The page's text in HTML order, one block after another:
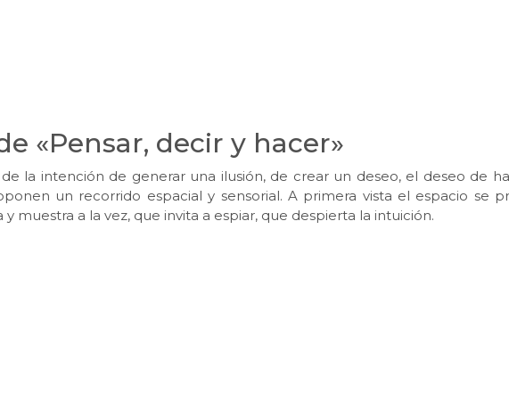
«Pensar, decir y hacer»
la intención de generar una ilusión, de crear un deseo, el deseo de
un recorrido espacial y sensorial. A primera vista el espacio se
muestra a la vez, que invita a espiar, que despierta la intuición.